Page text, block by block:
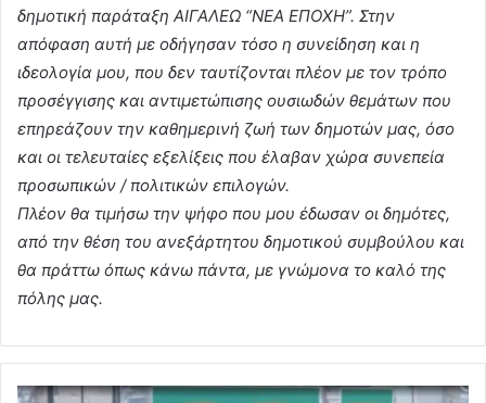
δημοτική παράταξη ΑΙΓΑΛΕΩ “ΝΕΑ ΕΠΟΧΗ”. Στην
απόφαση αυτή με οδήγησαν τόσο η συνείδηση και η
ιδεολογία μου, που δεν ταυτίζονται πλέον με τον τρόπο
προσέγγισης και αντιμετώπισης ουσιωδών θεμάτων που
επηρεάζουν την καθημερινή ζωή των δημοτών μας, όσο
και οι τελευταίες εξελίξεις που έλαβαν χώρα συνεπεία
προσωπικών / πολιτικών επιλογών.
Πλέον θα τιμήσω την ψήφο που μου έδωσαν οι δημότες,
από την θέση του ανεξάρτητου δημοτικού συμβούλου και
θα πράττω όπως κάνω πάντα, με γνώμονα το καλό της
πόλης μας.